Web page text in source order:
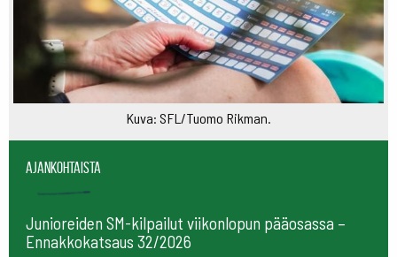
Kuva: SFL/Tuomo Rikman.
Ajankohtaista
Junioreiden SM-kilpailut viikonlopun pääosassa –
Ennakkokatsaus 32/2026